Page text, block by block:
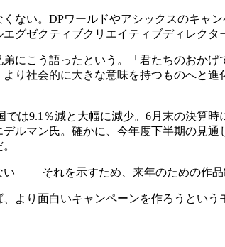
ない。DPワールドやアシックスのキ
グゼクティブクリエイティブディレク
にこう語ったという。「君たちのおか
り社会的に大きな意味を持つものへと
では9.1％減と大幅に減少。6月末の決算
ルマン氏。確かに、今年度下半期の見
−− それを示すため、来年のための作品
より面白いキャンペーンを作ろうとい